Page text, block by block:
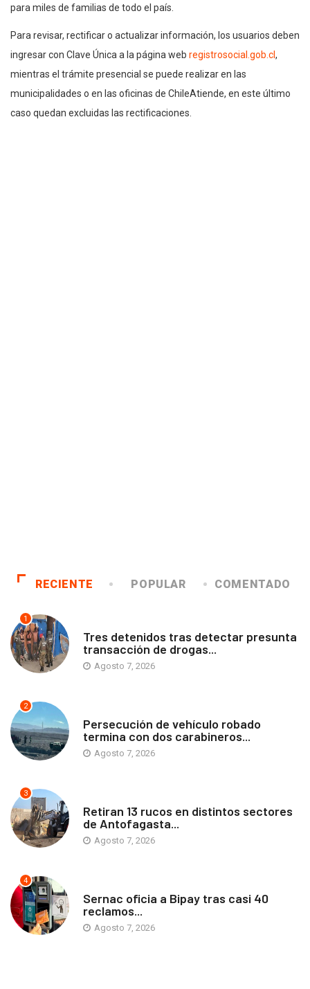
para miles de familias de todo el país.
Para revisar, rectificar o actualizar información, los usuarios deben
ingresar con Clave Única a la página web registrosocial.gob.cl,
mientras el trámite presencial se puede realizar en las
municipalidades o en las oficinas de ChileAtiende, en este último
caso quedan excluidas las rectificaciones.
RECIENTE POPULAR COMENTADO
1
Tres detenidos tras detectar presunta
transacción de drogas...
Agosto 7, 2026
2
Persecución de vehículo robado
termina con dos carabineros...
Agosto 7, 2026
3
Retiran 13 rucos en distintos sectores
de Antofagasta...
Agosto 7, 2026
4
Sernac oficia a Bipay tras casi 40
reclamos...
Agosto 7, 2026